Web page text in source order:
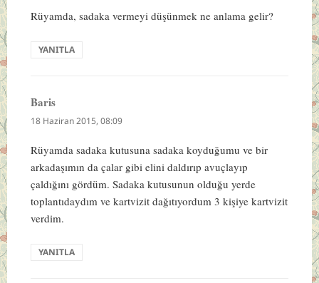
Rüyamda, sadaka vermeyi düşünmek ne anlama gelir?
YANITLA
Barisdedi
ki:
18 Haziran 2015, 08:09
Rüyamda sadaka kutusuna sadaka koyduğumu ve bir
arkadaşımın da çalar gibi elini daldırıp avuçlayıp
çaldığını gördüm. Sadaka kutusunun olduğu yerde
toplantıdaydım ve kartvizit dağıtıyordum 3 kişiye kartvizit
verdim.
YANITLA